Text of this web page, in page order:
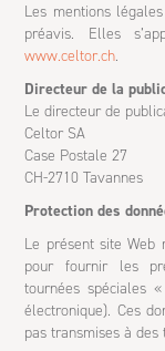
Les mentions
préavis. Elles
www.celtor.ch.
Directeur de la
Le directeur de
Celtor SA
Case Postale 27
CH-2710 Tavannes
Protection des
Le présent site Web
pour fournir les
tournées spéciales
électronique). Ces
pas transmises à des